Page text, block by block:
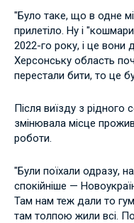
"Було таке, що в одне
прилетіло. Ну і
2022-го року, і це вони
Херсонську область
перестали бити, то це
Після виїзду з рідного
змінювала місце
роботи.
"Були поїхали одразу,
спокійніше —
Там нам теж дали то
там толпою жили всі.